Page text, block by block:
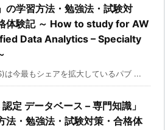
の学習方法・勉強法・試験対
体験記 ～ How to study for AW
Data Analytics – Specialty
今最もシェアを拡大しているパブ ...
認定 データベース – 専門知識」
法・勉強法・試験対策・合格体